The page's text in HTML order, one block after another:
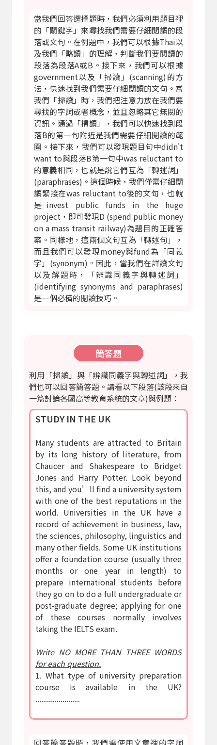
當我們回答選擇題時，我們必須利用題目裡
的「關鍵字」來尋找我們需要仔細閱讀的段
落或文句。在例題中，我們可以根據Thai以
及我們「略讀」的理解，判斷我們要閱讀的
段落為段落A或B。接下來，我們可以根據
government以及「掃讀」(scanning)的方
法，快速找到我們需要仔細閱讀的文句。當
我們「掃讀」時，我們把注意力放在我們要
尋找的字詞或者概念，並且忽略其它無關的
資訊。通過「掃讀」，我們可以快速找到段
落B的第一句附近是我們需要仔細閱讀的範
圍。接下來，我們可以發現題目句中didn't
want to與段落B第一句中was reluctant to
的意義相同，也就是說它們互為「轉述詞」
(paraphrases)。這個時候，我們僅需仔細閱
讀緊接在was reluctant to後的文句，也就
是invest public funds in the huge
project，即可發現D (spend public money
on a mass transit railway)為題目的正確答
案。同樣地，這兩個文句互為「轉述句」，
而且我們可以發現money與fund為「同義
字」(synonym)。因此，當我們在詳讀文句
以及解題時，「辨識同義字與轉述詞」
(identifying synonyms and paraphrases)
是一個必備的閱讀技巧。
簡答題
利用「掃讀」與「辨識同義字與轉述詞」，我
們也可以回答簡答題。請看以下段落(該段來自
一篇討論各國高等教育系統的文章)與例題：
STUDY IN THE UK
Many students are attracted to Britain
by its long history of literature, from
Chaucer and Shakespeare to Bridget
Jones and Harry Potter. Look beyond
this, and you’ll find a university system
with one of the best reputations in the
world. Universities in the UK have a
record of achievement in business, law,
the sciences, philosophy, linguistics and
many other fields. Some UK institutions
offer a foundation course (usually three
months or one year in length) to
prepare international students before
they go on to do a full undergraduate or
post-graduate degree; applying for one
of these courses normally involves
taking the IELTS exam.
Write NO MORE THAN THREE WORDS
for each question.
1. What type of university preparation
course is available in the UK?
.......................
回答簡答題時，我們需使用文章裡的字詞